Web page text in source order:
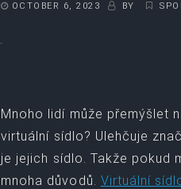
OCTOBER 6, 2023 BY
Mnoho lidí může přemýšlet
virtuální sídlo? Ulehčuje
je jejich sídlo. Takže pokud
mnoha důvodů. Virtuální